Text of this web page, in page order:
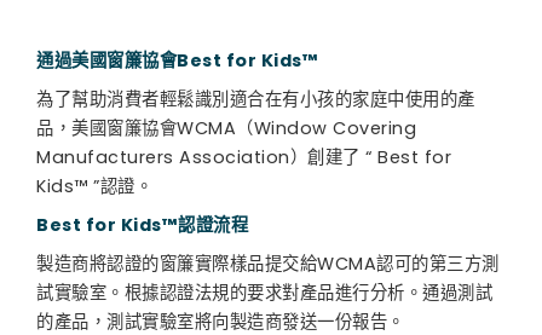
通過美國窗簾協會Best for Kids™
為了幫助消費者輕鬆識別適合在有小孩的家庭中使用的產
品，美國窗簾協會WCMA（Window Covering
Manufacturers Association）創建了 “ Best for
Kids™ ”認證。
Best for Kids™認證流程
製造商將認證的窗簾實際樣品提交給WCMA認可的第三方測
試實驗室。根據認證法規的要求對產品進行分析。通過測試
的產品，測試實驗室將向製造商發送一份報告。